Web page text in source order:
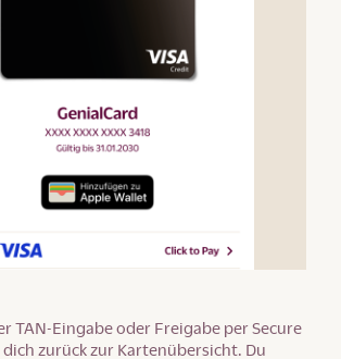
TAN-Eingabe oder Freigabe per Secure
zurück zur Kartenübersicht. Du